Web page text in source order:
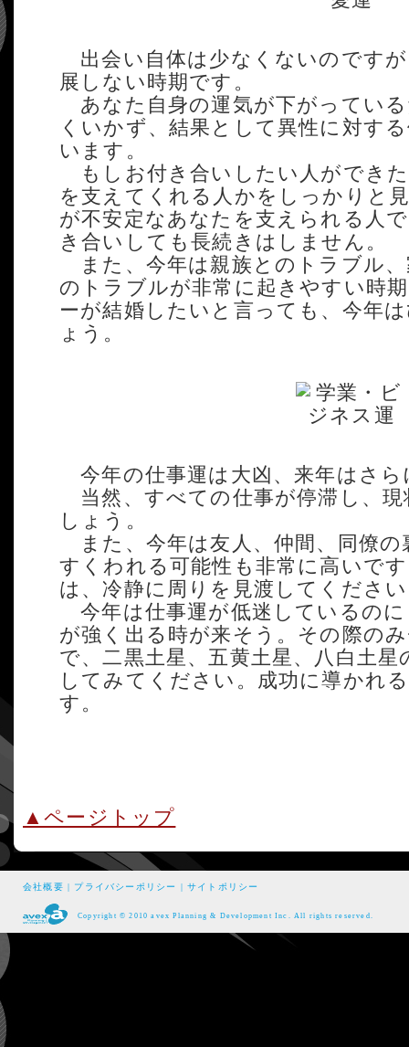
出会い自体は少なくないのです
展しない時期です。
あなた自身の運気が下がってい
くいかず、結果として異性に対す
います。
もしお付き合いしたい人ができ
を支えてくれる人かをしっかりと
が不安定なあなたを支えられる人
き合いしても長続きはしません。
また、今年は親族とのトラブル
のトラブルが非常に起きやすい時
ーが結婚したいと言っても、今年
ょう。
今年の仕事運は大凶、来年はさら
当然、すべての仕事が停滞し、
しょう。
また、今年は友人、仲間、同僚の
すくわれる可能性も非常に高いで
は、冷静に周りを見渡してくださ
今年は仕事運が低迷しているの
が強く出る時が来そう。その際の
で、二黒土星、五黄土星、八白土
してみてください。成功に導かれ
す。
▲ページトップ
会社概要 | プライバシーポリシー |サイトポリシー
Copyright © 2010 avex Planning & Development Inc. All rights reserved.